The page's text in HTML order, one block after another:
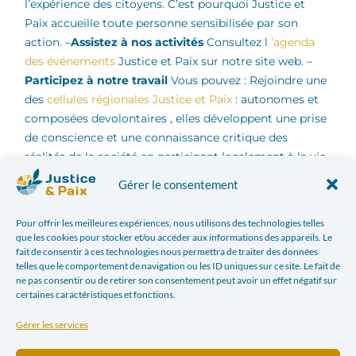
Gérer le consentement
Pour offrir les meilleures expériences, nous utilisons des technologies telles
que les cookies pour stocker et/ou accéder aux informations des appareils. Le
fait de consentir à ces technologies nous permettra de traiter des données
telles que le comportement de navigation ou les ID uniques sur ce site. Le fait de
ne pas consentir ou de retirer son consentement peut avoir un effet négatif sur
certaines caractéristiques et fonctions.
Gérer les services
l’expérience des citoyens. C’est pourquoi Justice et
Paix accueille toute personne sensibilisée par son
action. –Assistez à nos activités Consultez l’agenda
des événements Justice et Paix sur notre site web. –
Participez à notre travail Vous pouvez : Rejoindre une
descellules régionales Justice et Paix : autonomes et
composées devolontaires , elles développent une prise
de conscience et une connaissance critique des
réalités de la société en participant localement à la vie
sociopolitique ; Devenir un
nos groupes de travail thématiques et géographiques
personnalités académiques, de pédagogues et de
citoyens.
Lisez la revue « Pour Parler